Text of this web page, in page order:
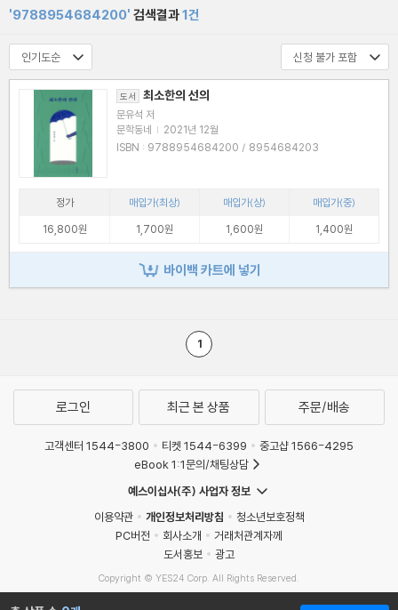
'9788954684200' 검색결과1건
도서 최소한의 선의
문유석 저
문학동네 | 2021년 12월
ISBN : 9788954684200 / 8954684203
정가 매입가(최상) 매입가(상)
매입가(중)
16,800원
1,700원 1,600원 1,400원
바이백 카트에 넣기
1
로그인 최근 본 상품 주문/배송
고객센터 1544-3800 티켓 1544-6399
중고샵 1566-4295
eBook 1:1문의/채팅상담
예스이십사(주) 사업자 정보
이용약관
개인정보처리방침
청소년보호정책
PC버전
회사소개
거래처관계자께
도서홍보
광고
Copyright © YES24 Corp. All Rights Reserved.
MATOM4